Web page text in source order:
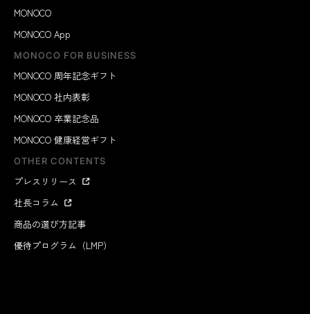
MONOCO
MONOCO App
MONOCO FOR BUSINESS
MONOCO 周年記念ギフト
MONOCO 社内表彰
MONOCO 卒業記念品
MONOCO 健康経営ギフト
OTHER CONTENTS
プレスリリース
社長コラム
商品の選び方記事
優待プログラム（LMP）